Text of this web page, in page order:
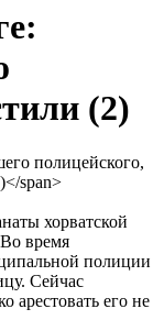
(2)
хорватской
время
полиции
Сейчас
арестовать его не